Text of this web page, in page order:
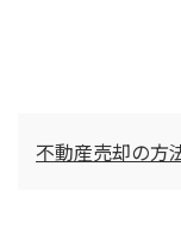
不動産売却の